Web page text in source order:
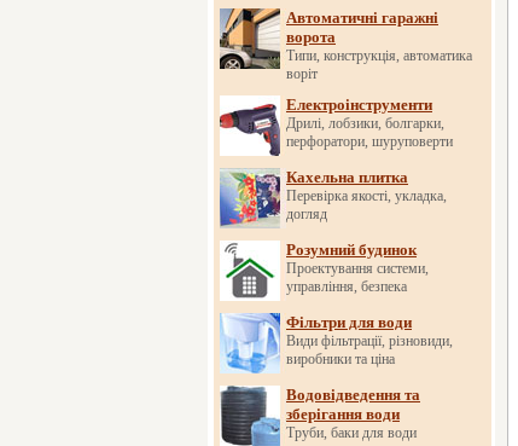
Автоматичні гаражні
ворота
Типи, конструкція, автоматика
воріт
Електроінструменти
Дрилі, лобзики, болгарки,
перфоратори, шуруповерти
Кахельна плитка
Перевірка якості, укладка,
догляд
Розумний будинок
Проектування системи,
управління, безпека
Фільтри для води
Види фільтрації, різновиди,
виробники та ціна
Водовідведення та
зберігання води
Труби, баки для води